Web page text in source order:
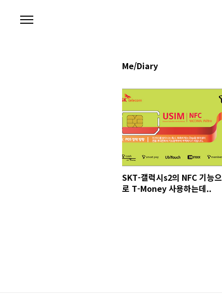
Me/Diary
SKT-갤럭시s2의 NFC 기능으
로 T-Money 사용하는데..